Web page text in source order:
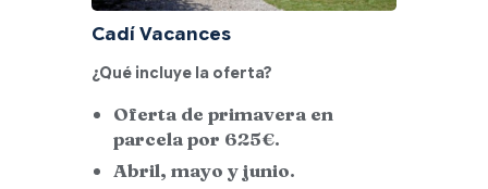
Cadí Vacances
¿Qué incluye la oferta?
Oferta de primavera en
parcela por 625€.
Abril, mayo y junio.